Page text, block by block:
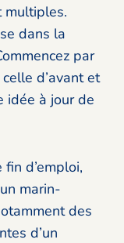
multiples.
dans la
par
d’avant et
idée à jour de
d’emploi,
marin-
des
d’un